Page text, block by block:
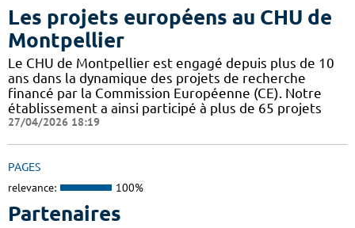
Les projets européens au CHU de
Montpellier
Le CHU de Montpellier est engagé depuis plus de 10
ans dans la dynamique des projets de recherche
financé par la Commission Européenne (CE). Notre
établissement a ainsi participé à plus de 65 projets
27/04/2026 18:19
PAGES
relevance: 100%
Partenaires